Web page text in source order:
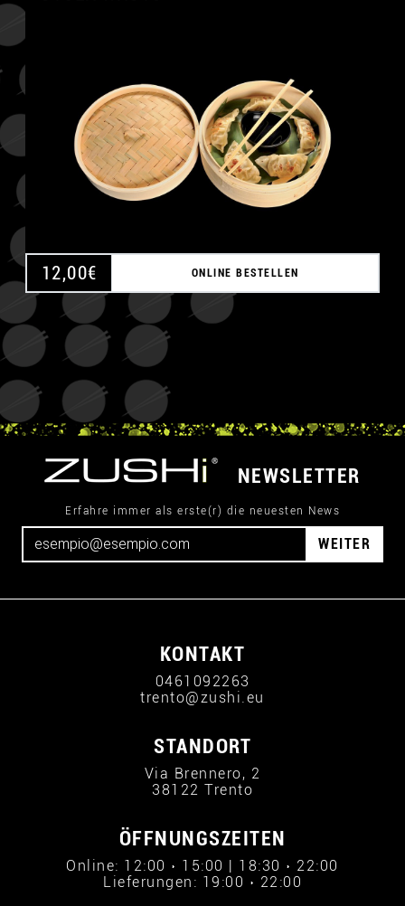
12,00€ ONLINE BESTELLEN
NEWSLETTER
Erfahre immer als erste(r) die neuesten News
WEITER
KONTAKT
0461092263
trento@zushi.eu
STANDORT
Via Brennero, 2
38122 Trento
ÖFFNUNGSZEITEN
Online: 12:00 › 15:00 | 18:30 › 22:00
Lieferungen: 19:00 › 22:00